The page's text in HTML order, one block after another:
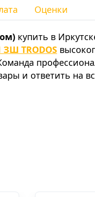
Оценки
купить в
TRODOS
и ответить на